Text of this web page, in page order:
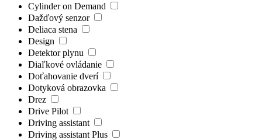
Cylinder on Demand
Dažďový senzor
Deliaca stena
Design
Detektor plynu
Diaľkové ovládanie
Doťahovanie dverí
Dotyková obrazovka
Drez
Drive Pilot
Driving assistant
Driving assistant Plus